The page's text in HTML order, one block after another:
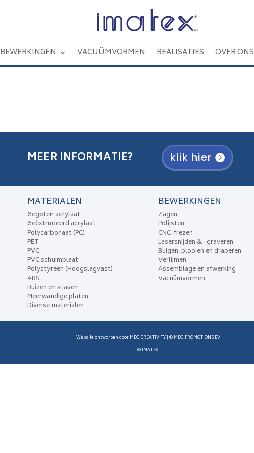
BEWERKINGEN VACUÜMVORMEN REALISATIES OVER ONS
MEER INFORMATIE? klik hier
MATERIALEN
Gegoten acrylaat
Geëxtrudeerd acrylaat
Polycarbonaat (PC)
PET
PVC
PVC schuimplaat
Polystyreen (Hoogslagvast)
ABS
Buizen en staven
Meerwandige platen
Diverse materialen
BEWERKINGEN
Zagen
Polijsten
CNC-frezen
Lasersnijden & -graveren
Buigen, plooien en draperen
Verlijmen
Assemblage en afwerking
Vacuümvormen
Website ontworpen door MDG CREATIVITY| © MDG PROMOTIONS BV
© IMATEX